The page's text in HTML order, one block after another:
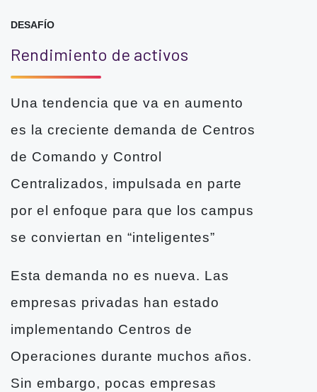
DESAFÍO
Rendimiento de activos
Una tendencia que va en aumento
es la creciente demanda de Centros
de Comando y Control
Centralizados, impulsada en parte
por el enfoque para que los campus
se conviertan en “inteligentes”
Esta demanda no es nueva. Las
empresas privadas han estado
implementando Centros de
Operaciones durante muchos años.
Sin embargo, pocas empresas